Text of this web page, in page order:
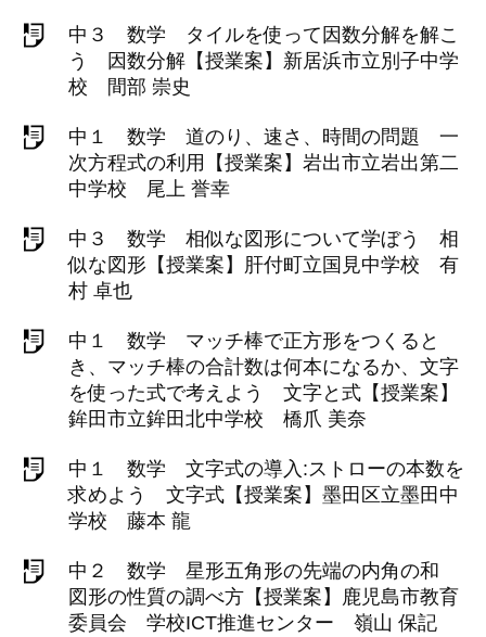
中３ 数学 タイルを使って因数分解を解こ
う 因数分解【授業案】新居浜市立別子中学
校 間部 崇史
中１ 数学 道のり、速さ、時間の問題 一
次方程式の利用【授業案】岩出市立岩出第二
中学校 尾上 誉幸
中３ 数学 相似な図形について学ぼう 相
似な図形【授業案】肝付町立国見中学校 有
村 卓也
中１ 数学 マッチ棒で正方形をつくると
き、マッチ棒の合計数は何本になるか、文字
を使った式で考えよう 文字と式【授業案】
鉾田市立鉾田北中学校 橋爪 美奈
中１ 数学 文字式の導入:ストローの本数を
求めよう 文字式【授業案】墨田区立墨田中
学校 藤本 龍
中２ 数学 星形五角形の先端の内角の和
図形の性質の調べ方【授業案】鹿児島市教育
委員会 学校ICT推進センター 嶺山 保記